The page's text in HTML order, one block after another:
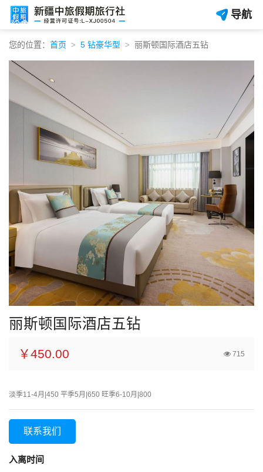
导航
您的位置： 首页 5 钻豪华型 丽斯顿国际酒店五钻
丽斯顿国际酒店五钻
￥450.00 715
淡季11-4月|450 平季5月|650 旺季6-10月|800
联系我们
入离时间